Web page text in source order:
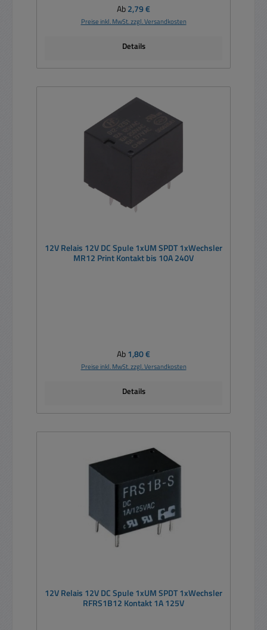
Regulärer Preis:
Ab2,79 €
Preise inkl. MwSt. zzgl. Versandkosten
Details
12V Relais 12V DC Spule 1xUM SPDT 1xWechsler
MR12 Print Kontakt bis 10A 240V
Regulärer Preis:
Ab1,80 €
Preise inkl. MwSt. zzgl. Versandkosten
Details
12V Relais 12V DC Spule 1xUM SPDT 1xWechsler
RFRS1B12 Kontakt 1A 125V